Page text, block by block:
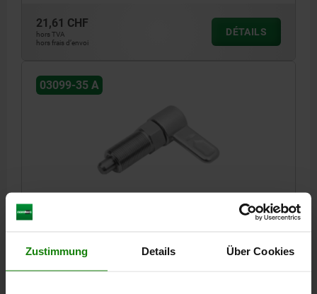
Zustimmung Details Über Cookies
21,61 CHF
hors TVA
hors frais d’envoi
DÉTAILS
03099-35 A
DOIGT INDEXAGE VERR. MIT INNENFÜHRUNG, D=8,
M16X1,5, FORME:A SANS BOUCHON SANS CONTRE-,
DIAMÈTRE DU DOIGT D'INDEXAGE=8 LONGUEUR DE POIGNÉE=40
FORME=A FILETAGE=M16X1,5